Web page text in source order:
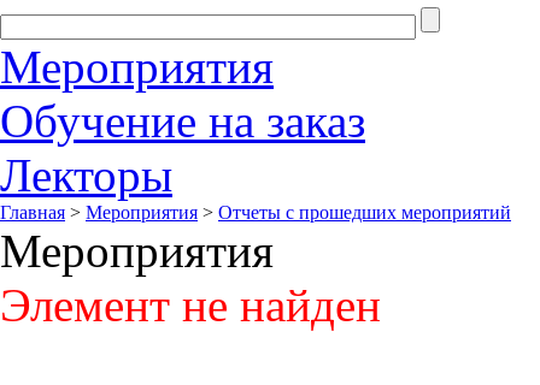
Мероприятия
Обучение на заказ
Лекторы
Главная > Мероприятия > Отчеты с прошедших мероприятий
Мероприятия
Элемент не найден